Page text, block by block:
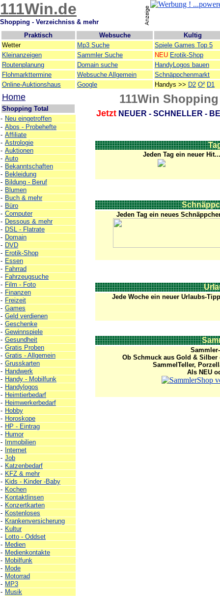
111Win.de
Shopping - Verzeichniss & mehr
Praktisch
Websuche
Kultig
Wetter
Mp3 Suche
Spiele Games Top 5
Kleinanzeigen
Sammler Suche NEU Erotik-Shop
Routenplanung
Domain suche
HandyLogos bauen
Flohmarkttermine
Websuche Allgemein
Schnäppchenmarkt
Online-Auktionshaus
Google Handys >> D2 O² D1
Home
Shopping Total
- Neu eingetroffen
- Abos - Probehefte
- Affiliate
- Astrologie
- Auktionen
- Auto
- Bekanntschaften
- Bekleidung
- Bildung - Beruf
- Blumen
- Buch & mehr
- Büro
- Computer
- Dessous & mehr
- DSL - Flatrate
- Domain
- DVD
- Erotik-Shop
- Essen
- Fahrrad
- Fahrzeugsuche
- Film - Foto
- Finanzen
- Freizeit
- Games
- Geld verdienen
- Geschenke
- Gewinnspiele
- Gesundheit
- Gratis Proben
- Gratis - Allgemein
- Grusskarten
- Handwerk
- Handy - Mobilfunk
- Handylogos
- Heimtierbedarf
- Heimwerkerbedarf
- Hobby
- Horoskope
- HP - Eintrag
- Humor
- Immobilien
- Internet
- Job
- Katzenbedarf
- KFZ & mehr
- Kids - Kinder -Baby
- Kochen
- Kontaktlinsen
- Konzertkarten
- Kostenloses
- Krankenversicherung
- Kultur
- Lotto - Oddset
- Medien
- Medienkontakte
- Mobilfunk
- Mode
- Motorrad
- MP3
- Musik
111Win
Jetzt NEUER - SCHNELLER -
Jeden Tag ein neuer
Jeden Tag ein neues
Jede Woche ein neuer Urlaubs-
Ob Schmuck aus Gold &
SammelTeller,
Als NEU